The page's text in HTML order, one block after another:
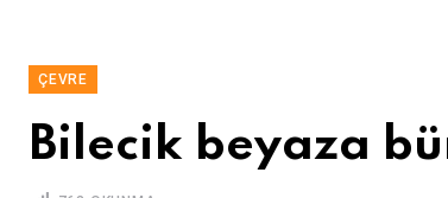
ÇEVRE
Bilecik beyaza